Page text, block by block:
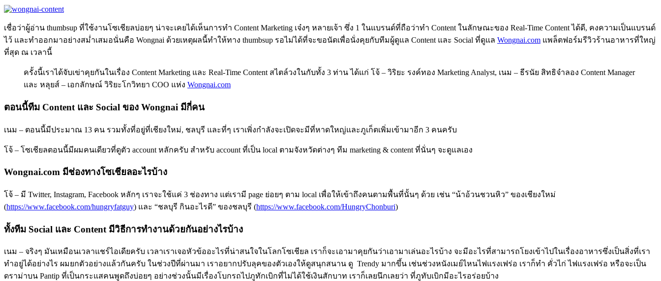
เชื่อว่าผู้อ่าน thumbsup ที่ใช้งานโซเชียลบ่อยๆ น่าจะเคยได้เห็นการทำ Content Marketing เจ๋งๆ หลายเจ้า ซึ่ง 1 ในแบรนด์ที่ถือว่าทำ Content ในลักษณะของ Real-Time Content ได้ดี, คงความเป็นแบรนด์
ไว้ และทำออกมาอย่างสม่ำเสมอนั่นคือ Wongnai ด้วยเหตุผลนี้ทำให้ทาง thumbsup รอไม่ได้ที่จะขอนัดเพื่อนั่งคุยกับทีมผู้ดูแล Content และ Social ที่ดูแล Wongnai.com แพล็ตฟอร์มรีวิวร้านอาหารที่ใหญ่
ที่สุด ณ เวลานี้
ครั้งนี้เราได้จับเข่าคุยกันในเรื่อง Content Marketing และ Real-Time Content สไตล์วงในกับทั้ง 3 ท่าน ได้แก่ โจ้ – วิริยะ รงค์ทอง Marketing Analyst, เนม – ธีรนัย สิทธิจำลอง Content Manager
และ หลุยส์ – เอกลักษณ์ วิริยะโกวิทยา COO แห่ง Wongnai.com
ตอนนี้ทีม Content และ Social ของ Wongnai มีกี่คน
เนม – ตอนนี้มีประมาณ 13 คน รวมทั้งที่อยู่ที่เชียงใหม่, ชลบุรี และที่ๆ เราเพิ่งกำลังจะเปิดจะมีที่หาดใหญ่และภูเก็ตเพิ่มเข้ามาอีก 3 คนครับ
โจ้ – โซเชียลตอนนี้มีผมคนเดียวที่ดูตัว account หลักครับ สำหรับ account ที่เป็น local ตามจังหวัดต่างๆ ทีม marketing & content ที่นั่นๆ จะดูแลเอง
Wongnai.com มีช่องทางโซเชียลอะไรบ้าง
โจ้ – มี Twitter, Instagram, Facebook หลักๆ เราจะใช้แค่ 3 ช่องทาง แต่เรามี page ย่อยๆ ตาม local เพื่อให้เข้าถึงคนตามพื้นที่นั้นๆ ด้วย เช่น “น้าอ้วนชวนหิว” ของเชียงใหม่
(https://www.facebook.com/hungryfatguy) และ “ชลบุรี กินอะไรดี” ของชลบุรี (https://www.facebook.com/HungryChonburi)
ทั้งทีม Social และ Content มีวิธีการทำงานด้วยกันอย่างไรบ้าง
เนม – จริงๆ มันเหมือนเวลาแชร์ไอเดียครับ เวลาเราเจอหัวข้ออะไรที่น่าสนใจในโลกโซเชียล เราก็จะเอามาคุยกันว่าเอามาเล่นอะไรบ้าง จะมีอะไรที่สามารถโยงเข้าไปในเรื่องอาหารซึ่งเป็นสิ่งที่เรา
ทำอยู่ได้อย่างไร ผมยกตัวอย่างแล้วกันครับ ในช่วงปีที่ผ่านมา เราอยากปรับลุคของตัวเองให้ดูสนุกสนาน ดู Trendy มากขึ้น เช่นช่วงหนังเมย์ไหนไฟแรงเฟร่อ เราก็ทำ คั่วไก่ ไฟแรงเฟร่อ หรือจะเป็น
ดราม่าบน Pantip ที่เป็นกระแสคนพูดถึงบ่อยๆ อย่างช่วงนั้นมีเรื่องโบกรถไปภูทักเบิกที่ไม่ได้ใช้เงินสักบาท เราก็เลยนึกเลยว่า ที่ภูทับเบิกมีอะไรอร่อยบ้าง